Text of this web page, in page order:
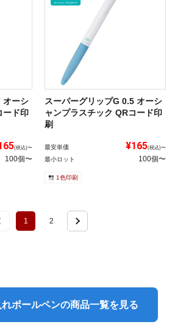
オーシ
ード印
(税込)〜
100個〜
スーパーグリップG 0.5 オーシ
ャンプラスチック QRコード印
刷
最安単価 ¥165(税込)〜
最小ロット 100個〜
1色印刷
1 2
ボールペンの商品一覧を見る